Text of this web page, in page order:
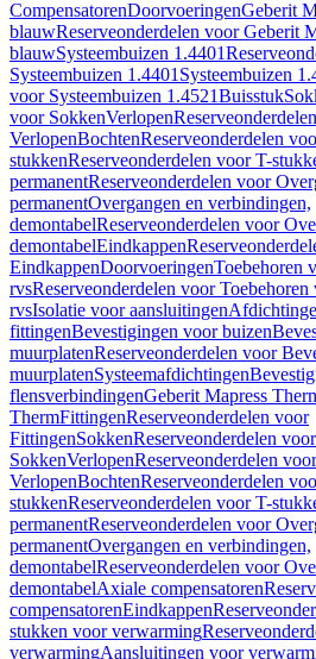
CompensatorenDoorvoeringenGeberit
blauwReserveonderdelen voor Geberit
blauwSysteembuizen 1.4401
Systeembuizen 1.4401 Systeembuizen
voor Systeembuizen 1.4521Buisstuk
voor SokkenVerlopen
VerlopenBochtenReserveonderdelen
stukkenReserveonderdelen voor T-
permanentReserveonderdelen voor
permanentOvergangen en verbindingen,
demontabelReserveonderdelen voor
demontabelEindkappen
EindkappenDoorvoeringenToebehoren
rvsReserveonderdelen voor
rvsIsolatie voor aansluitingen
fittingenBevestigingen voor buizen
muurplatenReserveonderdelen voor
muurplatenSysteemafdichtingen
flensverbindingenGeberit Mapress
ThermFittingenReserveonderdelen voor
FittingenSokkenReserveonderdelen voor
SokkenVerlopenReserveonderdelen voor
VerlopenBochtenReserveonderdelen
stukkenReserveonderdelen voor T-
permanentReserveonderdelen voor
permanentOvergangen en verbindingen,
demontabelReserveonderdelen voor
demontabelAxiale compensatoren
compensatorenEindkappen
stukken voor verwarming
verwarmingAansluitingen voor